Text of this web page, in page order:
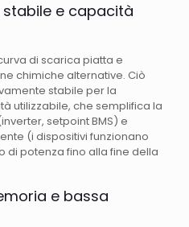
stabile e capacità
di scarica piatta e
chimiche alternative. Ciò
stabile per la
utilizzabile, che semplifica la
setpoint BMS) e
(i dispositivi funzionano
di potenza fino alla fine della
e bassa